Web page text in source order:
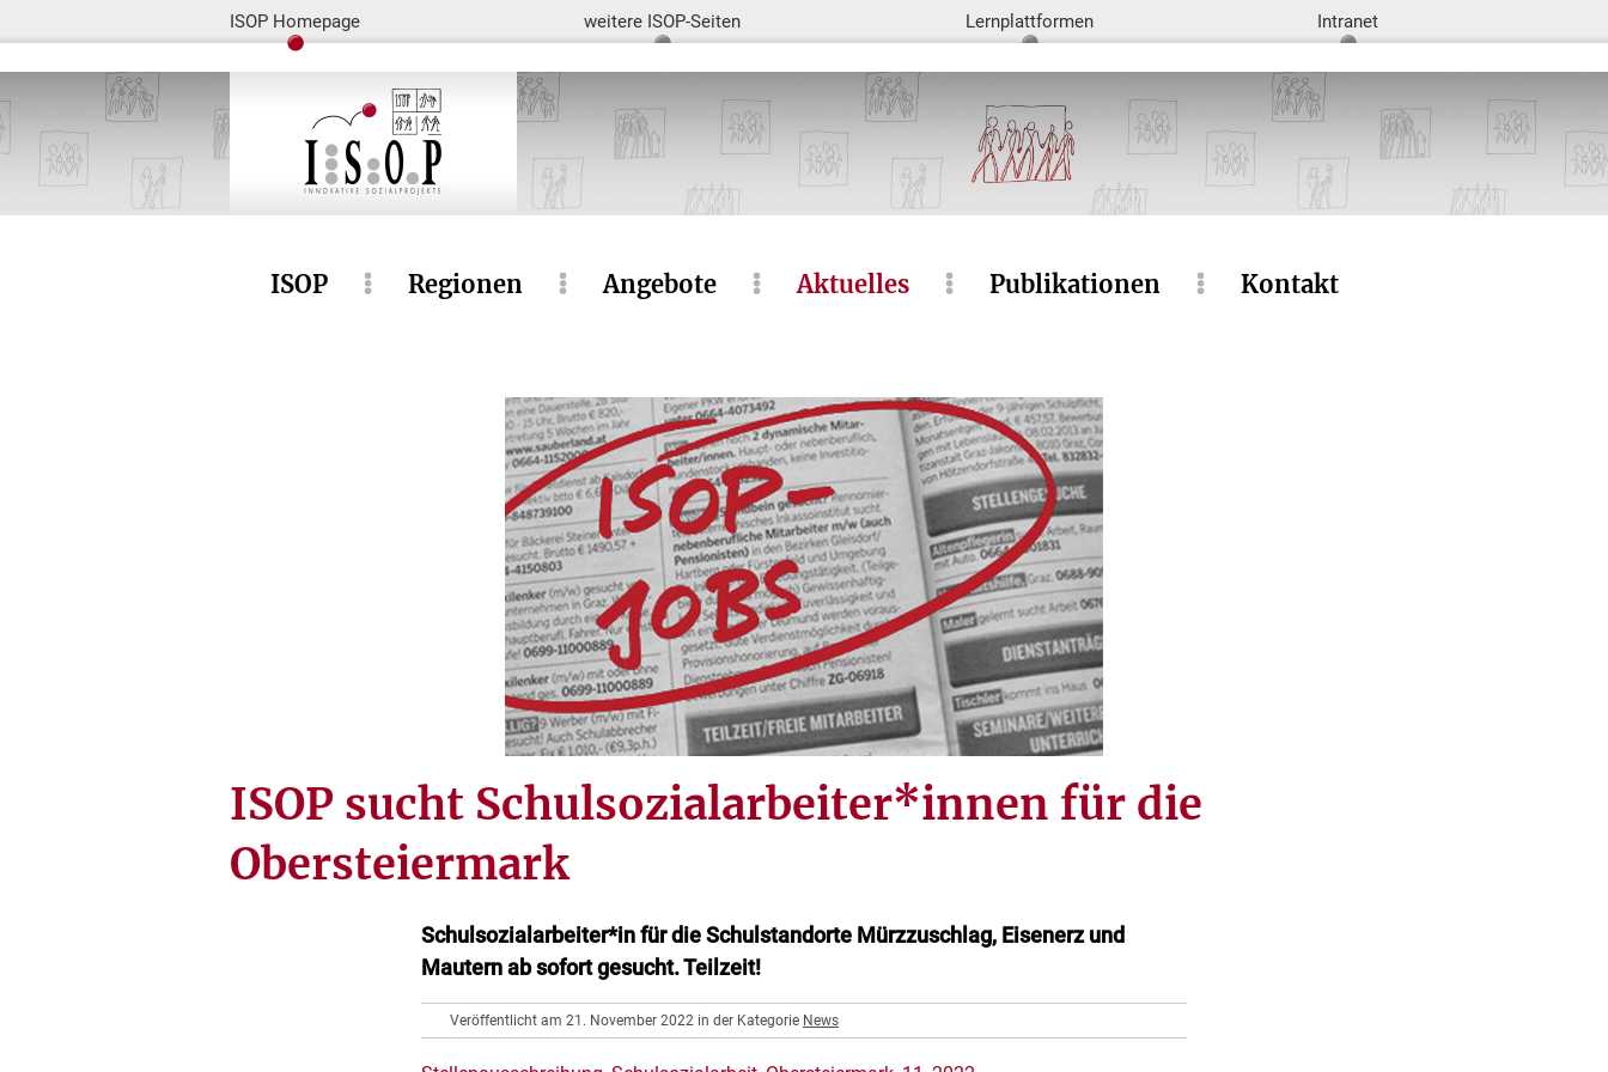
ISOP Homepage weitere ISOP-Seiten Lernplattformen Intranet
ISOP Regionen Angebote Aktuelles Publikationen Kontakt
ISOP sucht Schulsozialarbeiter*innen für die
Obersteiermark
Schulsozialarbeiter*in für die Schulstandorte Mürzzuschlag, Eisenerz und
Mautern ab sofort gesucht. Teilzeit!
Veröffentlicht am 21. November 2022 in der Kategorie News